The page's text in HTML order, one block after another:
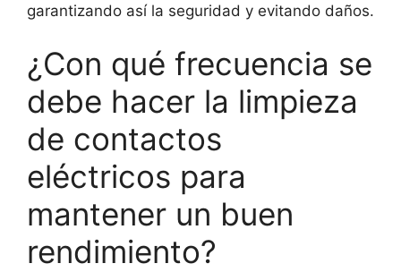
garantizando así la seguridad y evitando daños.
¿Con qué frecuencia se
debe hacer la limpieza
de contactos
eléctricos para
mantener un buen
rendimiento?